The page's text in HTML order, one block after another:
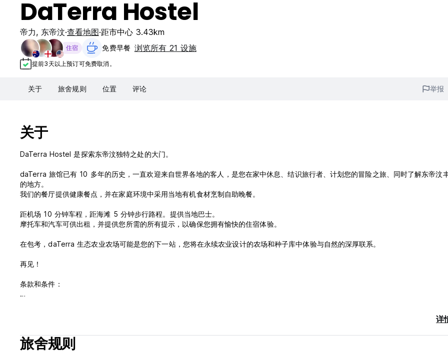
DaTerra Hostel
帝力, 东帝汶 查看地图 距市中心 3.43km
住宿 免费早餐‎ 浏览所有 21 设施
提前3天以上预订可免费取消。
关于 旅舍规则 位置 评论 举报
关于
DaTerra Hostel 是探索东帝汶独特之处的大门。
daTerra 旅馆已有 10 多年的历史，一直欢迎来自世界各地的客人，是您在家中休息、结识旅行者、计划您的冒险之旅、同时了解东帝汶
的地方。
我们的餐厅提供健康餐点，并在家庭环境中采用当地有机食材烹制自助晚餐。
距机场 10 分钟车程，距海滩 5 分钟步行路程。提供当地巴士。
摩托车和汽车可供出租，并提供您所需的所有提示，以确保您拥有愉快的住宿体验。
在包考，daTerra 生态农业农场可能是您的下一站，您将在永续农业设计的农场和种子库中体验与自然的深厚联系。
再见！
条款和条件：
抵达时以现金付款。
含税。
详
旅舍规则